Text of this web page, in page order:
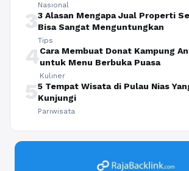
Nasional
33 Alasan Mengapa Jual Properti
Bisa Sangat Menguntungkan
Tips
4Cara Membuat Donat Kampung
untuk Menu Berbuka Puasa
Kuliner
55 Tempat Wisata di Pulau Nias
Kunjungi
Pariwisata